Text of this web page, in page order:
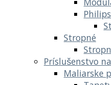
Stropné
Príslušenstvo
Maliarske